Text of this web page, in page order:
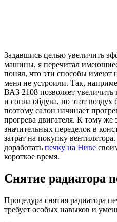
Задавшись целью увеличить
машины, я перечитал
понял, что эти способы имеют
меня не устроили. Так,
ВАЗ 2108 позволяет увеличить
и сопла обдува, но этот
поэтому салон начинает
прогрева двигателя. К тому же
значительных переделок в
затрат на покупку
доработать печку на Ниве
короткое время.
Снятие радиатора
Процедура снятия радиатора
требует особых навыков и